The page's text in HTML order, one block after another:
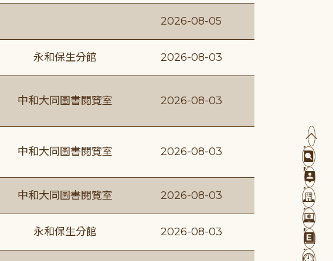
2026-08-05
永和保生分館 2026-08-03
中和大同圖書閱覽室 2026-08-03
中和大同圖書閱覽室 2026-08-03
中和大同圖書閱覽室 2026-08-03
永和保生分館 2026-08-03